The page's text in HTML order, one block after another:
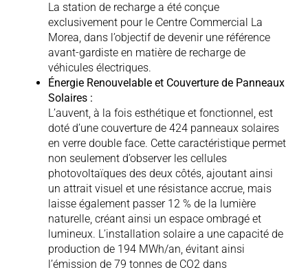
La station de recharge a été conçue
exclusivement pour le Centre Commercial La
Morea, dans l’objectif de devenir une référence
avant-gardiste en matière de recharge de
véhicules électriques.
Énergie Renouvelable et Couverture de Panneaux
Solaires :
L’auvent, à la fois esthétique et fonctionnel, est
doté d’une couverture de 424 panneaux solaires
en verre double face. Cette caractéristique permet
non seulement d’observer les cellules
photovoltaïques des deux côtés, ajoutant ainsi
un attrait visuel et une résistance accrue, mais
laisse également passer 12 % de la lumière
naturelle, créant ainsi un espace ombragé et
lumineux. L’installation solaire a une capacité de
production de 194 MWh/an, évitant ainsi
l’émission de 79 tonnes de CO2 dans